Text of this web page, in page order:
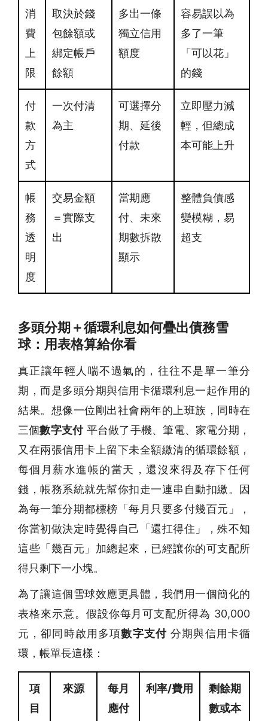
消
費
上
限
取決於錢
包餘額或
綁定帳戶
餘額
多出一條
獨立信用
額度
容易誤以為
多了一筆
「可以花」
的錢
付
款
方
式
一次付清
為主
可選擇分
期、延後
付款
立即壓力減
輕，但總成
本可能上升
帳
務
透
明
度
交易金額
＝實際支
出
當期應
付、未來
期數拆散
顯示
整體負債感
變模糊，易
超支
多頭分期＋循環利息如何疊出債務雪
球：用表格算給你看
真正讓年輕人喘不過氣的，往往不是單一筆分
期，而是多頭分期與信用卡循環利息一起作用的
結果。想像一位剛出社會兩年的上班族，同時在
三個數字支付平台做了手機、筆電、家電分期，
又在兩張信用卡上留下未全額繳清的循環餘額，
每個月薪水進帳的當天，還沒來得及存下任何
錢，帳務系統就先幫你扣走一連串自動扣繳。因
為每一筆分期都標榜「每月只要多付幾百元」，
你當初做決定時覺得自己「還扛得住」，殊不知
這些「幾百元」加總起來，已經讓你的可支配所
得只剩下一小塊。
為了讓這個雪球效應更具體，我們用一個簡化的
表格來示意。假設你每月可支配所得為 30,000
元，卻同時啟用多項數字支付分期與信用卡循
環，帳單長這樣：
項
目
來源
每月
應付
利率/費用
剩餘期
數或本